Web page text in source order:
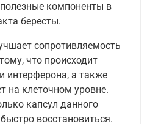
компоненты в
бересты.
сопротивляемость
что происходит
интерферона, а также
на клеточном уровне.
капсул данного
восстановиться.